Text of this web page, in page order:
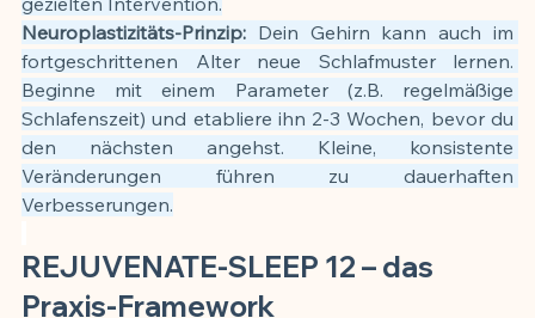
Neuroplastizitäts-Prinzip: Dein Gehirn kann auch im
fortgeschrittenen Alter neue Schlafmuster lernen.
Beginne mit einem Parameter (z.B. regelmäßige
Schlafenszeit) und etabliere ihn 2-3 Wochen, bevor du
den nächsten angehst. Kleine, konsistente
Veränderungen führen zu dauerhaften
Verbesserungen.
REJUVENATE-SLEEP 12 – das
Praxis-Framework